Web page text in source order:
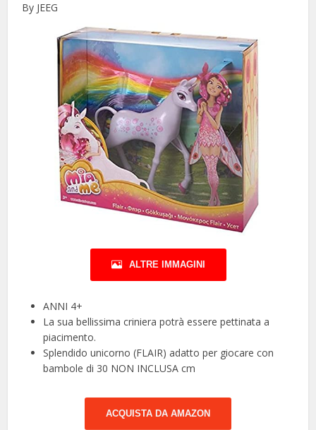
By JEEG
ALTRE IMMAGINI
ANNI 4+
La sua bellissima criniera potrà essere pettinata a
piacimento.
Splendido unicorno (FLAIR) adatto per giocare con
bambole di 30 NON INCLUSA cm
ACQUISTA DA AMAZON